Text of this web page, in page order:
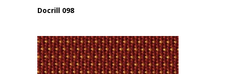
Docrill 098